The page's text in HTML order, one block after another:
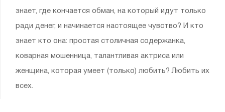
знает, где кончается обман, на который идут только
ради денег, и начинается настоящее чувство? И кто
знает кто она: простая столичная содержанка,
коварная мошенница, талантливая актриса или
женщина, которая умеет (только) любить? Любить их
всех.